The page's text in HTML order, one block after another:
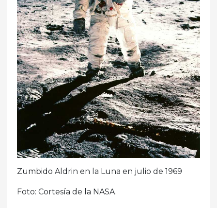
Zumbido Aldrin en la Luna en julio de 1969
Foto: Cortesía de la NASA.